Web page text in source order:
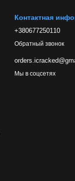
Контактная
+380677250110
Обратный звонок
Мы в соцсетях